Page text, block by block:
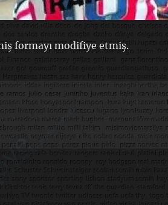
formayı modifiye etmiş.